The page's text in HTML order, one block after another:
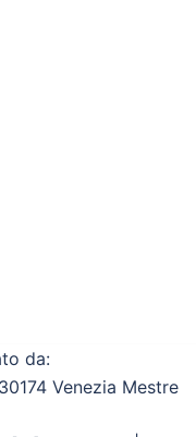
da:
Venezia Mestre